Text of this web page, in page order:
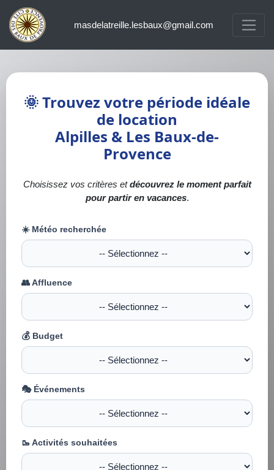
masdelatreille.lesbaux@gmail.com
🌞 Trouvez votre période idéale
de location
Alpilles & Les Baux-de-
Provence
Choisissez vos critères etdécouvrez le moment parfait
pour partir en vacances.
☀️ Météo recherchée
👥 Affluence
💰 Budget
🎭 Événements
🥾 Activités souhaitées